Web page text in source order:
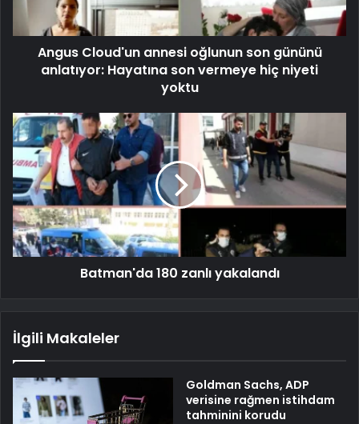
Angus Cloud'un annesi oğlunun son gününü
anlatıyor: Hayatına son vermeye hiç niyeti
yoktu
Batman'da 180 zanlı yakalandı
İlgili Makaleler
Goldman Sachs, ADP
verisine rağmen istihdam
tahminini korudu